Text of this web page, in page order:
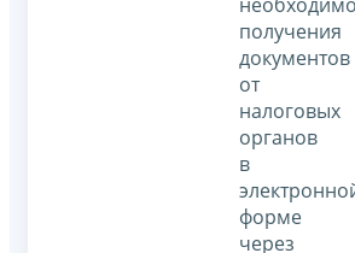
получения
документов
от
налоговых
органов
в
форме
через